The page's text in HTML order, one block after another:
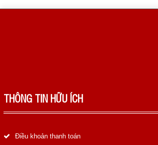
THÔNG TIN HỮU ÍCH
Điều khoản thanh toán
©COPYRIGHT 2019. ALL RIGHTS RESERVED